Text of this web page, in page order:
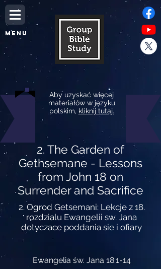
MENU
Aby uzyskać więcej
materiałów w języku
polskim, kliknij tutaj.
2. The Garden of
Gethsemane - Lessons
from John 18 on
Surrender and Sacrifice
2. Ogrod Getsemani: Lekcje z 18.
rozdzialu Ewangelii sw. Jana
dotyczace poddania sie i ofiary
Ewangelia św. Jana 18:1-14